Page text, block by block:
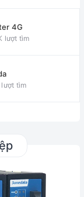
4G
lượt tìm
lượt tìm